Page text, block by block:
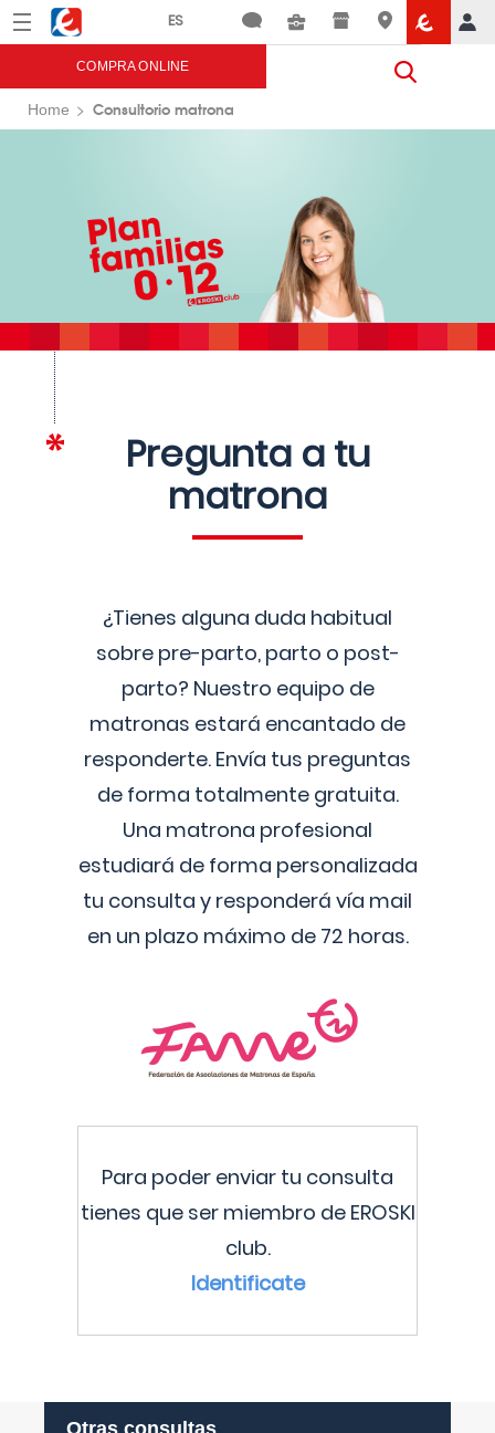
Menú Eroski
COMPRA ONLINE
Home Consultorio matrona
Pregunta a tu
matrona
¿Tienes alguna duda habitual
sobre pre-parto, parto o post-
parto? Nuestro equipo de
matronas estará encantado de
responderte. Envía tus preguntas
de forma totalmente gratuita.
Una matrona profesional
estudiará de forma personalizada
tu consulta y responderá vía mail
en un plazo máximo de 72 horas.
Para poder enviar tu consulta
tienes que ser miembro de EROSKI
club.
Identificate
Otras consultas